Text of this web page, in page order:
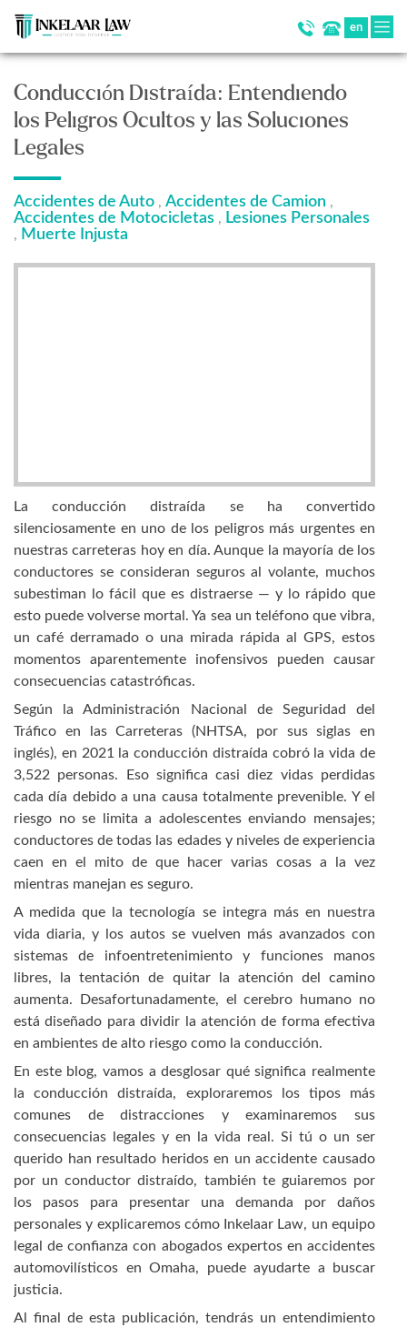
en
Conducción Distraída: Entendiendo
los Peligros Ocultos y las Soluciones
Legales
Accidentes de Auto , Accidentes de Camion ,
Accidentes de Motocicletas , Lesiones Personales
, Muerte Injusta
La conducción distraída se ha convertido
silenciosamente en uno de los peligros más urgentes en
nuestras carreteras hoy en día. Aunque la mayoría de los
conductores se consideran seguros al volante, muchos
subestiman lo fácil que es distraerse — y lo rápido que
esto puede volverse mortal. Ya sea un teléfono que vibra,
un café derramado o una mirada rápida al GPS, estos
momentos aparentemente inofensivos pueden causar
consecuencias catastróficas.
Según la Administración Nacional de Seguridad del
Tráfico en las Carreteras (NHTSA, por sus siglas en
inglés), en 2021 la conducción distraída cobró la vida de
3,522 personas. Eso significa casi diez vidas perdidas
cada día debido a una causa totalmente prevenible. Y el
riesgo no se limita a adolescentes enviando mensajes;
conductores de todas las edades y niveles de experiencia
caen en el mito de que hacer varias cosas a la vez
mientras manejan es seguro.
A medida que la tecnología se integra más en nuestra
vida diaria, y los autos se vuelven más avanzados con
sistemas de infoentretenimiento y funciones manos
libres, la tentación de quitar la atención del camino
aumenta. Desafortunadamente, el cerebro humano no
está diseñado para dividir la atención de forma efectiva
en ambientes de alto riesgo como la conducción.
En este blog, vamos a desglosar qué significa realmente
la conducción distraída, exploraremos los tipos más
comunes de distracciones y examinaremos sus
consecuencias legales y en la vida real. Si tú o un ser
querido han resultado heridos en un accidente causado
por un conductor distraído, también te guiaremos por
los pasos para presentar una demanda por daños
personales y explicaremos cómo Inkelaar Law, un equipo
legal de confianza con abogados expertos en accidentes
automovilísticos en Omaha, puede ayudarte a buscar
justicia.
Al final de esta publicación, tendrás un entendimiento